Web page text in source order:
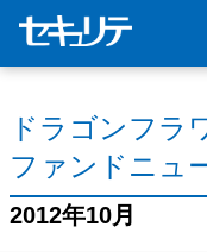
ドラゴンフラ
ファンドニュ
2012年10月